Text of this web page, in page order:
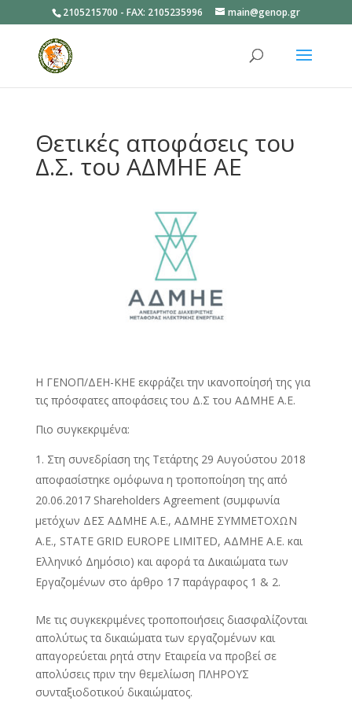
2105215700 - FAX: 2105235996 main@genop.gr
Θετικές αποφάσεις του
Δ.Σ. του ΑΔΜΗΕ ΑΕ
Η ΓΕΝΟΠ/ΔΕΗ-ΚΗΕ εκφράζει την ικανοποίησή της για
τις πρόσφατες αποφάσεις του Δ.Σ του ΑΔΜΗΕ Α.Ε.
Πιο συγκεκριμένα:
Στη συνεδρίαση της Τετάρτης 29 Αυγούστου 2018
αποφασίστηκε ομόφωνα η τροποποίηση της από
20.06.2017 Shareholders Agreement (συμφωνία
μετόχων ΔΕΣ ΑΔΜΗΕ Α.Ε., ΑΔΜΗΕ ΣΥΜΜΕΤΟΧΩΝ
Α.Ε., STATE GRID EUROPE LIMITED, ΑΔΜΗΕ Α.Ε. και
Ελληνικό Δημόσιο) και αφορά τα Δικαιώματα των
Εργαζομένων στο άρθρο 17 παράγραφος 1 & 2.
Με τις συγκεκριμένες τροποποιήσεις διασφαλίζονται
απολύτως τα δικαιώματα των εργαζομένων και
απαγορεύεται ρητά στην Εταιρεία να προβεί σε
απολύσεις πριν την θεμελίωση ΠΛΗΡΟΥΣ
συνταξιοδοτικού δικαιώματος.